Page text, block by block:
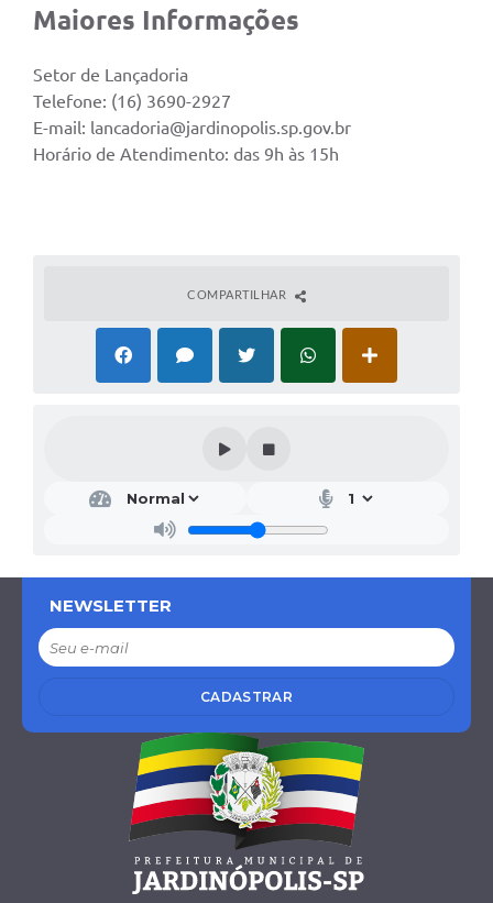
Maiores Informações
Setor de Lançadoria
Telefone: (16) 3690-2927
E-mail: lancadoria@jardinopolis.sp.gov.br
Horário de Atendimento: das 9h às 15h
COMPARTILHAR
NEWSLETTER
CADASTRAR